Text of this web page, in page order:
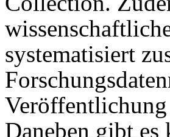
systematisiert
Daneben gibt